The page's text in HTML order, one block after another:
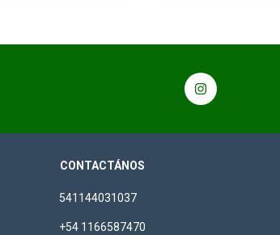
CONTACTÁNOS
541144031037
+54 1166587470